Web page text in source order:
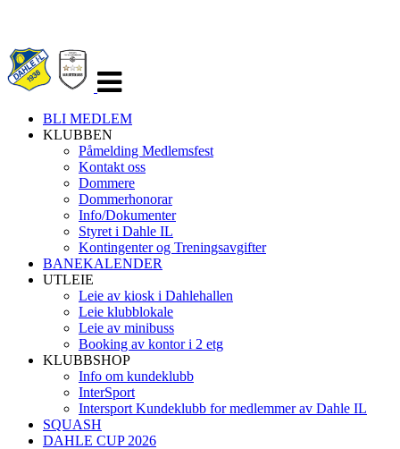
navigasjon
BLI MEDLEM
KLUBBEN
Påmelding Medlemsfest
Kontakt oss
Dommere
Dommerhonorar
Info/Dokumenter
Styret i Dahle IL
Kontingenter og Treningsavgifter
BANEKALENDER
UTLEIE
Leie av kiosk i Dahlehallen
Leie klubblokale
Leie av minibuss
Booking av kontor i 2 etg
KLUBBSHOP
Info om kundeklubb
InterSport
Intersport Kundeklubb for medlemmer av Dahle IL
SQUASH
DAHLE CUP 2026